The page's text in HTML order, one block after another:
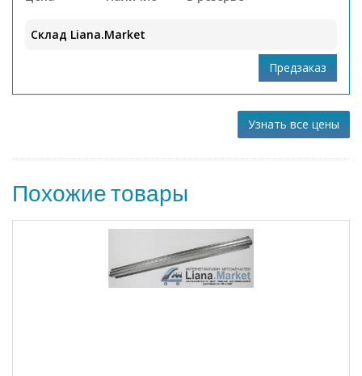
Склад Liana.Market
Узнать все цены
Похожие товары